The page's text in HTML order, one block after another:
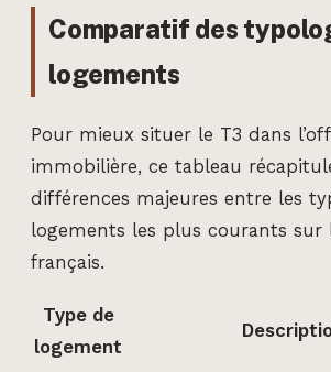
Comparatif des
logements
Pour mieux situer le T3 dans
immobilière, ce tableau
différences majeures entre les
logements les plus courants sur
français.
Type de
logement